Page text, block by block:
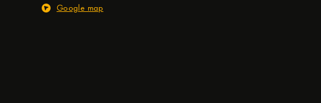
Google map